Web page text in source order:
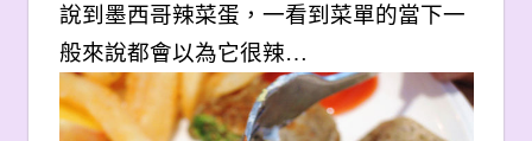
說到墨西哥辣菜蛋，一看到菜單的當下一
般來說都會以為它很辣…